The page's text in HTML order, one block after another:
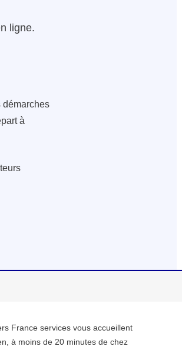
ligne.
démarches
à
France services vous accueillent
à moins de 20 minutes de chez